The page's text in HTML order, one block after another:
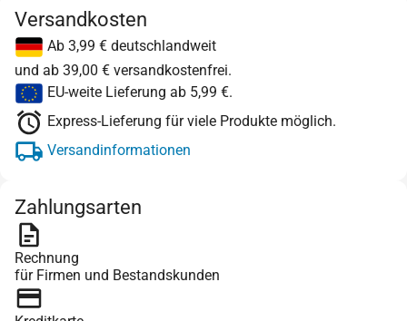
Versandkosten
Ab 3,99 € deutschlandweit
und ab 39,00 € versandkostenfrei.
EU-weite Lieferung ab 5,99 €.
Express-Lieferung für viele Produkte möglich.
Versandinformationen
Zahlungsarten
Rechnung
für Firmen und Bestandskunden